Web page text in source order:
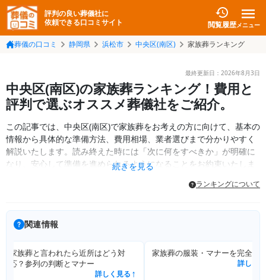
評判の良い葬儀社に
依頼できる口コミサイト
閲覧履歴メニュー
葬儀の口コミ 静岡県 浜松市 中央区(南区) 家族葬ランキング
最終更新日： 2026年8月3日
中央区(南区)の家族葬ランキング！費用と
評判で選ぶオススメ葬儀社をご紹介。
この記事では、中央区(南区)で家族葬をお考えの方に向けて、基本の
情報から具体的な準備方法、費用相場、業者選びまで分かりやすく
解説いたします。読み終えた時には「次に何をすべきか」が明確に
なり、安心して準備を進められるようになることをお約束いたしま
続きを見る
ランキングについて
関連情報
家族葬と言われたら近所はどう対
応？参列の判断とマナー
詳しく見る↗
家族葬の服装・マナーを完全解
詳しく